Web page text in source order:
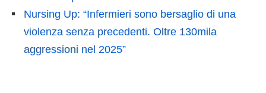
Nursing Up: “Infermieri sono bersaglio di una
violenza senza precedenti. Oltre 130mila
aggressioni nel 2025”